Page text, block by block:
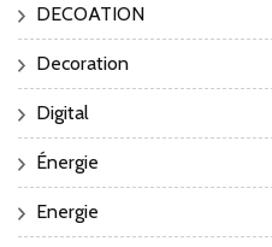
DECOATION
Decoration
Digital
Énergie
Energie